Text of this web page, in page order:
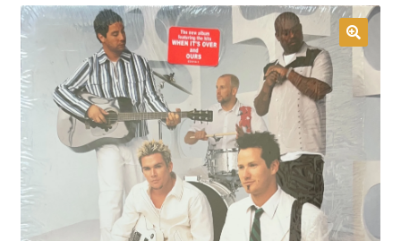
ン
へ
ス
キ
ッ
プ
ス
キ
ッ
プ